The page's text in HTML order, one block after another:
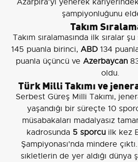
şampiyonluğunu
Takım
Takım sıralamasında ilk sıralar
145 puanla birinci, ABD 134
puanla üçüncü ve Azerbaycan
oldu.
Türk Milli Takımı ve
Serbest Güreş Milli Takımı,
yaşandığı bir süreçte 10
müsabakaları madalyasız
kadrosunda 5 sporcu ilk kez
Şampiyonası'nda mindere
sıkletlerin de yer aldığı dünya